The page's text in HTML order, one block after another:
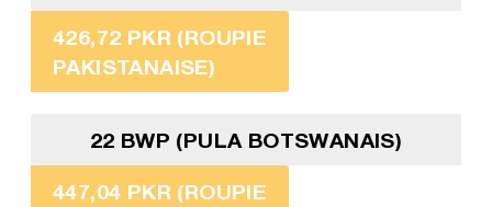
426,72 PKR (ROUPIE
PAKISTANAISE)
22 BWP (PULA BOTSWANAIS)
447,04 PKR (ROUPIE